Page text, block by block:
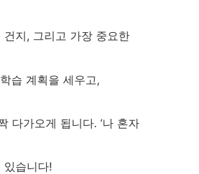
지, 그리고 가장 중요한
습 계획을 세우고,
다가오게 됩니다. ‘나 혼자
습니다!